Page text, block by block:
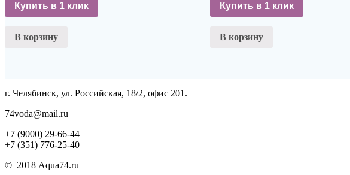
Купить в 1 клик
В корзину
Купить в 1 клик
В корзину
г. Челябинск, ул. Российская, 18/2, офис 201.
74voda@mail.ru
+7 (9000) 29-66-44
+7 (351) 776-25-40
© 2018 Aqua74.ru